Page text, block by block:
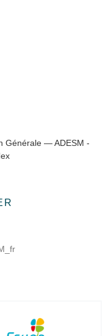
Générale — ADESM -